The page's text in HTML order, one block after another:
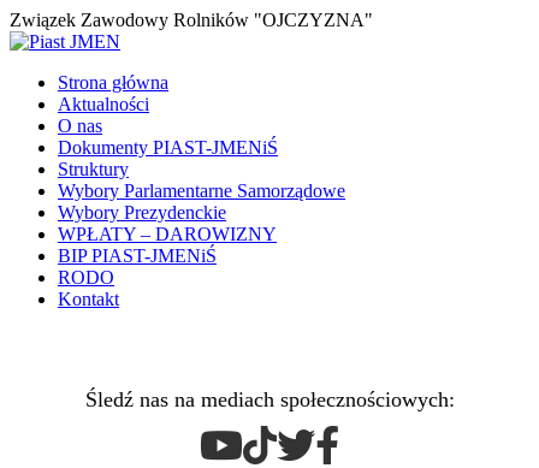
Związek Zawodowy Rolników "OJCZYZNA"
Strona główna
Aktualności
O nas
Dokumenty PIAST-JMENiŚ
Struktury
Wybory Parlamentarne Samorządowe
Wybory Prezydenckie
WPŁATY – DAROWIZNY
BIP PIAST-JMENiŚ
RODO
Kontakt
Śledź nas na mediach społecznościowych: